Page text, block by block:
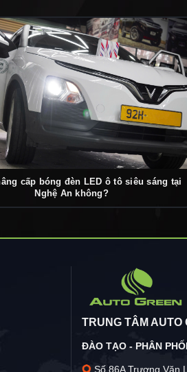
cấp bóng đèn LED ô tô siêu sáng tại
Nghệ An không?
TRUNG TÂM AUTO
ĐÀO TẠO - PHÂN
Số 86A Trương Văn